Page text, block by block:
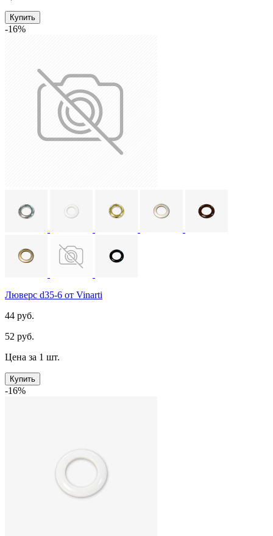
Купить
-16%
Люверс d35-6 от Vinarti
44 руб.
52 руб.
Цена за 1 шт.
Купить
-16%